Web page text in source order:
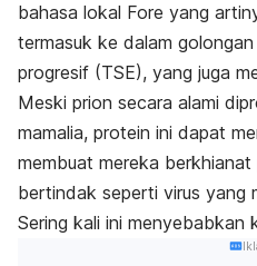
bahasa lokal Fore yang
termasuk ke dalam
progresif (TSE), yang juga
Meski prion secara alami
mamalia, protein ini dapat
membuat mereka
bertindak seperti virus yang
Sering kali ini menyebabkan